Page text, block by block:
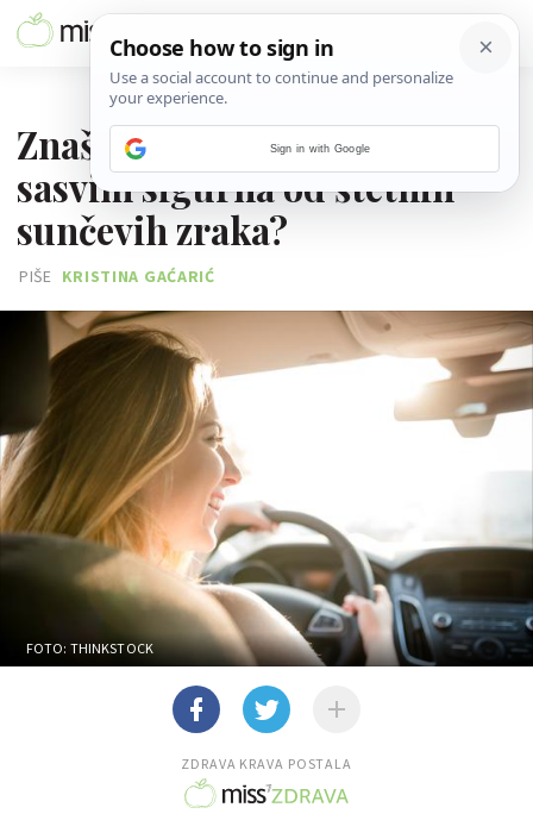
Znaš li da iza stakla nisi
sasvim sigurna od štetnih
sunčevih zraka?
PIŠE KRISTINA GAĆARIĆ
FOTO: THINKSTOCK
ZDRAVA KRAVA POSTALA
Sign in with Google